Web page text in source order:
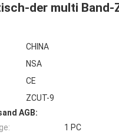
der multi
CHINA
NSA
CE
ZCUT-9
AGB:
1 PC